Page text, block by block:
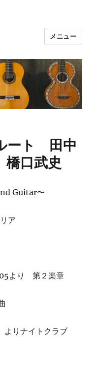
メニュー
ート 田中
口武史
Guitar〜
ア
より 第２楽章
よりナイトクラブ